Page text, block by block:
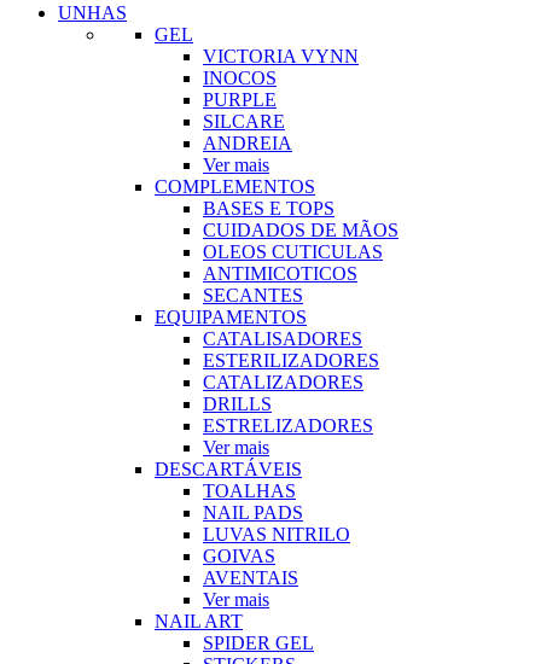
UNHAS
GEL
VICTORIA VYNN
INOCOS
PURPLE
SILCARE
ANDREIA
Ver mais
COMPLEMENTOS
BASES E TOPS
CUIDADOS DE MÃOS
OLEOS CUTICULAS
ANTIMICOTICOS
SECANTES
EQUIPAMENTOS
CATALISADORES
ESTERILIZADORES
CATALIZADORES
DRILLS
ESTRELIZADORES
Ver mais
DESCARTÁVEIS
TOALHAS
NAIL PADS
LUVAS NITRILO
GOIVAS
AVENTAIS
Ver mais
NAIL ART
SPIDER GEL